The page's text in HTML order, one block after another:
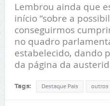
Lembrou ainda que
início “sobre a
conseguirmos
no quadro
estabelecido, dando
da página da
Tags: Destaque País outros